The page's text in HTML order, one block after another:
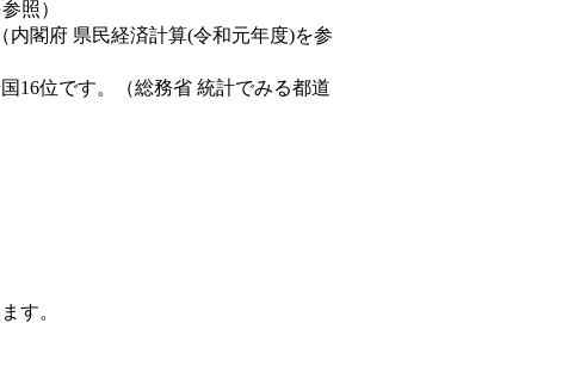
照）
内閣府 県民経済計算(令和元年度)を参
16位です。（総務省 統計でみる都道
す。